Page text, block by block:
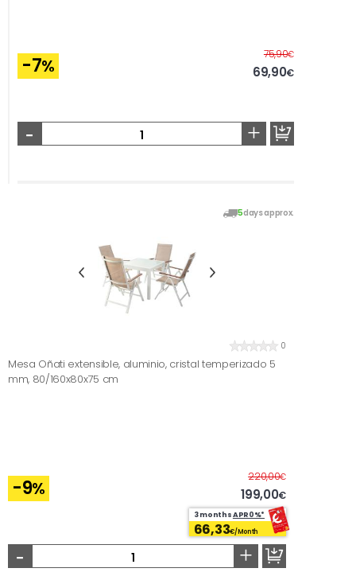
-7%
75,90€Before
69,90€
- +
5days approx.
0
Mesa Oñati extensible, aluminio, cristal temperizado 5
mm, 80/160x80x75 cm
-9%
220,00€Before
199,00€
3 monthsAPR0%*
66,33€/Month
- +